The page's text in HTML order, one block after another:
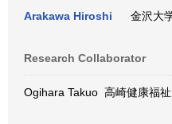
Arakawa Hiroshi 金沢大
Research Collaborator
Ogihara Takuo 高崎健康福